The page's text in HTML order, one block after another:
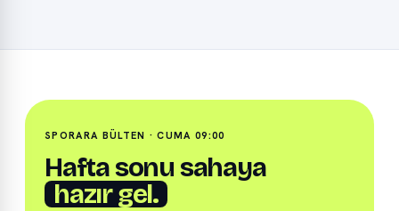
SPORARA BÜLTEN · CUMA 09:00
Hafta sonu sahaya
hazır gel.